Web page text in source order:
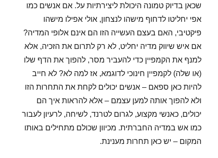
שכאן בדיוק טמונה היכולת ליצירתיות על. אם אנשים כמו
אפי יחליטו לדחוף מישהו לנצחון, אולי אפילו מישהו
פיקטיבי, האם בעצם העשייה הזו הם אינם אלופי המדיה?
אם איש שיווק מדיה יחליט, לא רק לתרום את הזכיה, אלא
למנף את הקמפיין כדי להעביר מסר, להפוך את הדף שלו
(או שלה) לקמפיין חינוכי לדוגמא, אז למה לא? לא חייב
להיות כאן ספאם – אנשים יכולים לקחת את התחרות הזו
ולא להפוך אותה למען עצמם – אלא להראות איך הם
יכולים, כאנשי מקצוע, לגרום לטרנד, לשיחה, לרעיון לעבור
כמו אש במדיה החברתית. מכיוון שכולם מתחילים באותו
המקום – יש כאן תחרות מענינת.